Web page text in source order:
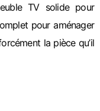
TV solide pour
pour aménager
la pièce qu’il